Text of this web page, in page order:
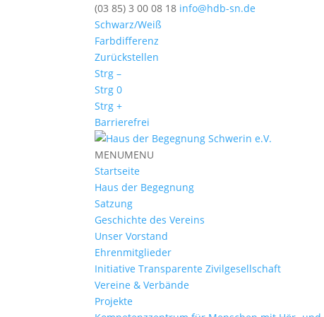
(03 85) 3 00 08 18 info@hdb-sn.de
Schwarz/Weiß
Farbdifferenz
Zurückstellen
Strg –
Strg 0
Strg +
Barrierefrei
MENUMENU
Startseite
Haus der Begegnung
Satzung
Geschichte des Vereins
Unser Vorstand
Ehrenmitglieder
Initiative Transparente Zivilgesellschaft
Vereine & Verbände
Projekte